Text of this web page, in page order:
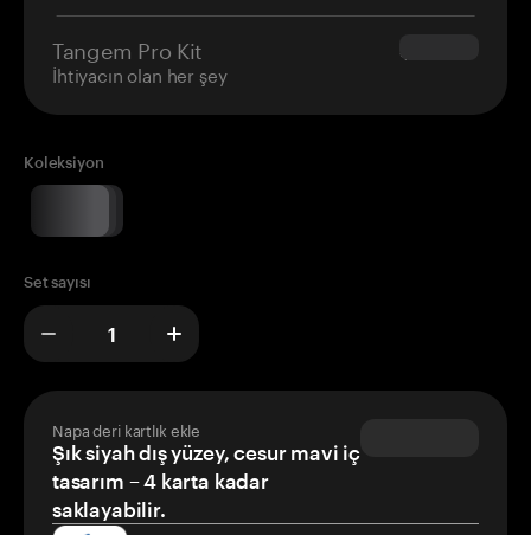
Tangem Pro Kit
İhtiyacın olan her şey
$180.00
Koleksiyon
Set sayısı
Napa deri kartlık ekle
Şık siyah dış yüzey, cesur mavi iç
tasarım – 4 karta kadar
saklayabilir.